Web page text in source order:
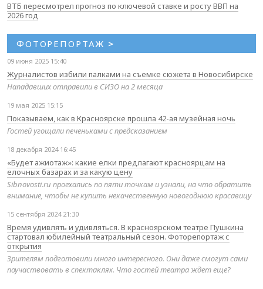
ВТБ пересмотрел прогноз по ключевой ставке и росту ВВП на
2026 год
ФОТОРЕПОРТАЖ >
09 июня 2025 15:40
Журналистов избили палками на съемке сюжета в Новосибирске
Нападавших отправили в СИЗО на 2 месяца
19 мая 2025 15:15
Показываем, как в Красноярске прошла 42-ая музейная ночь
Гостей угощали печеньками с предсказанием
18 декабря 2024 16:45
«Будет ажиотаж»: какие елки предлагают красноярцам на
елочных базарах и за какую цену
Sibnovosti.ru проехались по пяти точкам и узнали, на что обратить
внимание, чтобы не купить некачественную новогоднюю красавицу
15 сентября 2024 21:30
Время удивлять и удивляться. В красноярском театре Пушкина
стартовал юбилейный театральный сезон. Фоторепортаж с
открытия
Зрителям подготовили много интересного. Они даже смогут сами
поучаствовать в спектаклях. Что гостей театра ждет еще?